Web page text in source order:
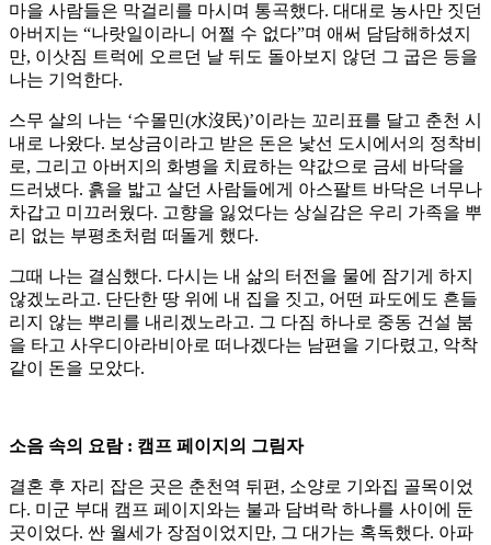
마을 사람들은 막걸리를 마시며 통곡했다. 대대로 농사만 짓던
아버지는 “나랏일이라니 어쩔 수 없다”며 애써 담담해하셨지
만, 이삿짐 트럭에 오르던 날 뒤도 돌아보지 않던 그 굽은 등을
나는 기억한다.
스무 살의 나는 ‘수몰민(水沒民)’이라는 꼬리표를 달고 춘천 시
내로 나왔다. 보상금이라고 받은 돈은 낯선 도시에서의 정착비
로, 그리고 아버지의 화병을 치료하는 약값으로 금세 바닥을
드러냈다. 흙을 밟고 살던 사람들에게 아스팔트 바닥은 너무나
차갑고 미끄러웠다. 고향을 잃었다는 상실감은 우리 가족을 뿌
리 없는 부평초처럼 떠돌게 했다.
그때 나는 결심했다. 다시는 내 삶의 터전을 물에 잠기게 하지
않겠노라고. 단단한 땅 위에 내 집을 짓고, 어떤 파도에도 흔들
리지 않는 뿌리를 내리겠노라고. 그 다짐 하나로 중동 건설 붐
을 타고 사우디아라비아로 떠나겠다는 남편을 기다렸고, 악착
같이 돈을 모았다.
소음 속의 요람 : 캠프 페이지의 그림자
결혼 후 자리 잡은 곳은 춘천역 뒤편, 소양로 기와집 골목이었
다. 미군 부대 캠프 페이지와는 불과 담벼락 하나를 사이에 둔
곳이었다. 싼 월세가 장점이었지만, 그 대가는 혹독했다. 아파